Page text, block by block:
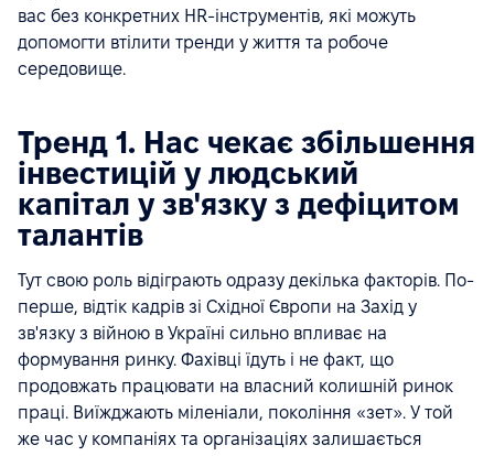
вас без конкретних HR-інструментів, які можуть
допомогти втілити тренди у життя та робоче
середовище.
Тренд 1. Нас чекає збільшення
інвестицій у людський
капітал у зв'язку з дефіцитом
талантів
Тут свою роль відіграють одразу декілька факторів. По-
перше, відтік кадрів зі Східної Європи на Захід у
зв'язку з війною в Україні сильно впливає на
формування ринку. Фахівці їдуть і не факт, що
продовжать працювати на власний колишній ринок
праці. Виїжджають міленіали, покоління «зет». У той
же час у компаніях та організаціях залишається